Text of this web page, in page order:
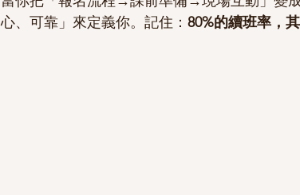
心、可靠」來定義你。記住： 80%的續班率，